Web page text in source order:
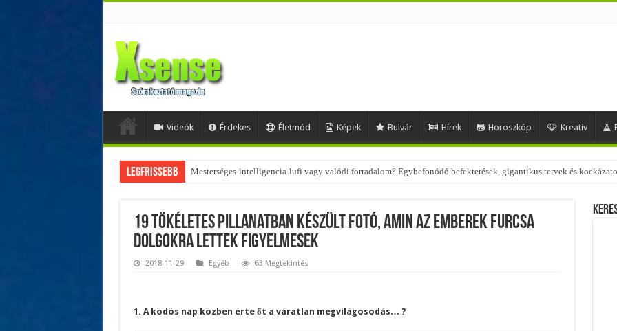
Videók Érdekes Életmód Képek Bulvár Hírek Horoszkóp Kreatív
Legfrissebb Az övtáskák továbbra is trendik – nézd meg, milyen stílusokhoz illenek!
19 tökéletes pillanatban készült fotó, amin az emberek furcsa
dolgokra lettek figyelmesek
2018-11-29 Egyéb 63 Megtekintés
1. A ködös nap közben érte őt a váratlan megvilágosodás… ?